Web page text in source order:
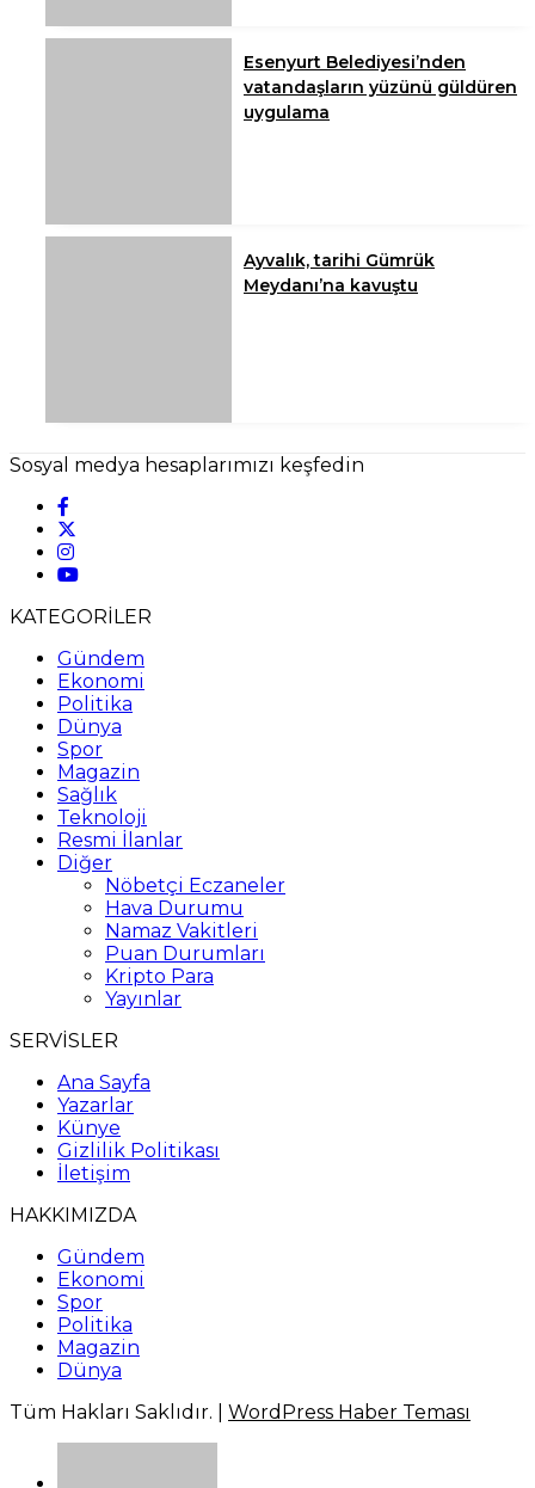
Esenyurt Belediyesi’nden
vatandaşların yüzünü güldüren
uygulama
Ayvalık, tarihi Gümrük
Meydanı’na kavuştu
Sosyal medya hesaplarımızı keşfedin
KATEGORİLER
Gündem
Ekonomi
Politika
Dünya
Spor
Magazin
Sağlık
Teknoloji
Resmi İlanlar
Diğer
Nöbetçi Eczaneler
Hava Durumu
Namaz Vakitleri
Puan Durumları
Kripto Para
Yayınlar
SERVİSLER
Ana Sayfa
Yazarlar
Künye
Gizlilik Politikası
İletişim
HAKKIMIZDA
Gündem
Ekonomi
Spor
Politika
Magazin
Dünya
Tüm Hakları Saklıdır. | WordPress Haber Teması